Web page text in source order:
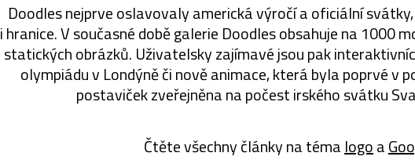
Doodles nejprve oslavovaly americká výročí a oficiální
i hranice. V současné době galerie Doodles obsahuje na 1000
statických obrázků. Uživatelsky zajímavé jsou pak
olympiádu v Londýně či nově animace, která byla poprvé v
postaviček zveřejněna na počest irského svátku
Čtěte všechny články na témalogoa